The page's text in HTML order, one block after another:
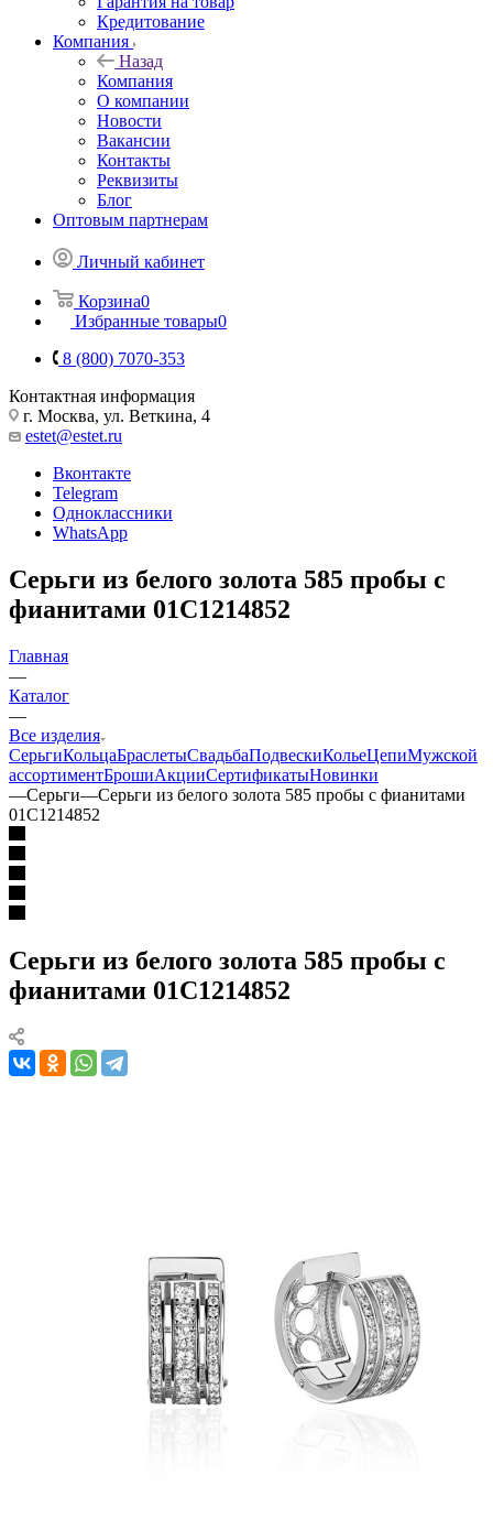
Кредитование
Компания
Назад
Компания
О компании
Новости
Вакансии
Контакты
Реквизиты
Блог
Оптовым партнерам
Личный кабинет
Корзина0
Избранные товары0
8 (800) 7070-353
Контактная информация
г. Москва, ул. Веткина, 4
estet@estet.ru
Вконтакте
Telegram
Одноклассники
WhatsApp
Серьги из белого золота 585 пробы с
фианитами 01С1214852
Главная
—
Каталог
—
Все изделия
СерьгиКольцаБраслетыСвадьбаПодвескиКольеЦепиМужской
ассортиментБрошиАкцииСертификатыНовинки
—Серьги—Серьги из белого золота 585 пробы с фианитами
01С1214852
Серьги из белого золота 585 пробы с
фианитами 01С1214852